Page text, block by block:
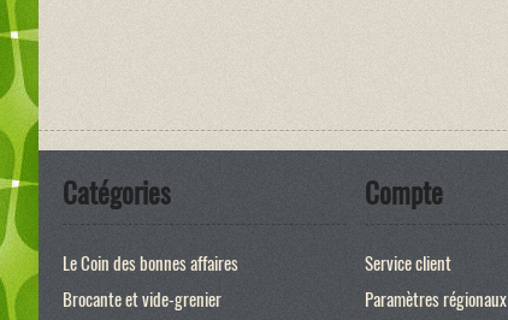
Catégories
Le Coin des bonnes affaires
Brocante et vide-grenier
Compte
Service client
Paramètres régionaux